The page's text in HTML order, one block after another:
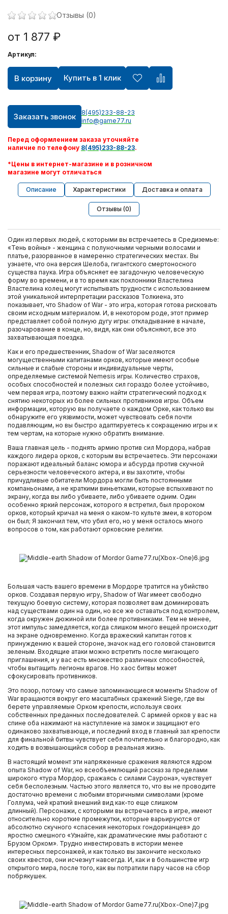
Отзывы (0)
от 1 877 ₽
Артикул:
В корзину Купить в 1 клик
Заказать звонок
8(495)233-88-23
info@game77.ru
Перед оформлением заказа уточняйте
наличие по телефону 8(495)233-88-23.
*Цены в интернет-магазине и в розничном
магазине могут отличаться
Описание Характеристики Доставка и оплата
Отзывы (0)
Один из первых людей, с которыми вы встречаетесь в Средиземье:
«Тень войны» - женщина с полуночными черными волосами и
платье, разорванное в намеренно стратегических местах. Вы
узнаете, что она версия Шелоба, гигантского смертоносного
существа паука. Игра объясняет ее загадочную человеческую
форму во времени, и в то время как поклонники Властелина
Властелина колец могут испытывать трудности с использованием
этой уникальной интерпретации рассказов Толкиена, это
показывает, что Shadow of War - это игра, которая готова рисковать
своим исходным материалом. И, в некотором роде, этот пример
представляет собой полную дугу игры: откладывание в начале,
разочарование в конце, но, видя, как они объясняют, все это
захватывающая поездка.
Как и его предшественник, Shadow of War заселяются
могущественными капитанами орков, которые имеют особые
сильные и слабые стороны и индивидуальные черты,
определяемые системой Nemesis игры. Количество страхов,
особых способностей и полезных сил гораздо более устойчиво,
чем первая игра, поэтому важно найти стратегический подход к
снятию некоторых из более сильных противников игры. Объем
информации, которую вы получаете о каждом Орке, как только вы
обнаружите его уязвимости, может чувствовать себя почти
подавляющим, но вы быстро адаптируетесь к сокращению игры и к
тем чертам, на которые нужно обратить внимание.
Ваша главная цель - поднять армию против сил Мордора, набрав
каждого лидера орков, с которым вы встречаетесь. Эти персонажи
поражают идеальный баланс юмора и абсурда против скучной
серьезности человеческого актера, и вы захотите, чтобы
причудливые обитатели Мордора могли быть постоянными
компаньонами, а не краткими виньетками, которые вспыхивают по
экрану, когда вы либо убиваете, либо убиваете одним. Один
особенно яркий персонаж, которого я встретил, был пророком
орков, который кричал на меня о каком-то культе змеи, в котором
он был; Я закончил тем, что убил его, но у меня осталось много
вопросов о том, как работают орковские религии.
Большая часть вашего времени в Мордоре тратится на убийство
орков. Создавая первую игру, Shadow of War имеет свободно
текущую боевую систему, которая позволяет вам доминировать
над существами один на один, но все же оставаться под контролем,
когда окружен дюжиной или более противниками. Тем не менее,
этот импульс замедляется, когда слишком много вещей происходит
на экране одновременно. Когда вражеский капитан готов к
принуждению к вашей стороне, значок над его головой становится
зеленым. Входящие атаки можно встретить после мигающего
приглашения, и у вас есть множество различных способностей,
чтобы вытащить легионы врагов. Но хаос битвы может
сфокусировать противников.
Это позор, потому что самые запоминающиеся моменты Shadow of
War вращаются вокруг его масштабных сражений Siege, где вы
берете управляемые Орком крепости, используя своих
собственных преданных последователей. С армией орков у вас на
спине оба нажимают на наступление на замок и защищают его
одинаково захватывающе, и последний вход в главный зал крепости
для финальной битвы чувствует себя почтительно и благородно, как
ходить в возвышающийся собор в реальная жизнь.
В настоящий момент эти напряженные сражения являются ядром
опыта Shadow of War, но всеобъемлющий рассказ за пределами
широкого «тура Мордор, сражаясь с силами Саурона», чувствует
себя бесполезным. Частью этого является то, что вы не проводите
достаточно времени с любыми вторичными символами (кроме
Голлума, чей краткий внешний вид как-то еще слишком
длинный). Персонажи, с которыми вы встречаетесь в игре, имеют
относительно короткие промежутки, которые варьируются от
абсолютно скучного «спасения некоторых гондорианцев» до
яростно смешного «Узнайте, как драматические ямы работают с
Брузом Орком». Трудно инвестировать в истории менее
интересных персонажей, и как только вы закончите несколько
своих квестов, они исчезнут навсегда. И, как и в большинстве игр
открытого мира, после того, как вы потратили пару часов на сбор
побрякушек.
Игрушки ручной работы
PlayStation Portable
Xbox 360
Внешние жесткие диски
Компьютерные гарнитуры
Ретро приставки и игры
Телевизоры
Nintendo DS
Xbox One
PlayStation 3
PlayStation Vita
PlayStation 4
Игры XBOX ONE
Очки PS VR
Игровые приставки Xbox One X
Игровые приставки Sony PlayStation 4 PRO
Игровые приставки Sony PlayStation 4 Slim
Игровые приставки Xbox One
Аксессуары Nintendo 3DS